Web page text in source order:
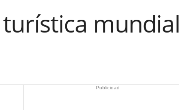
mundial
Publicidad